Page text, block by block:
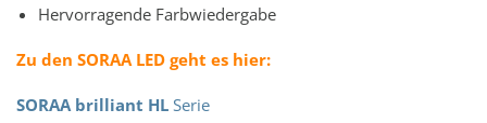
Hervorragende Farbwiedergabe
Zu den SORAA LED geht es hier:
SORAA brilliant HL Serie